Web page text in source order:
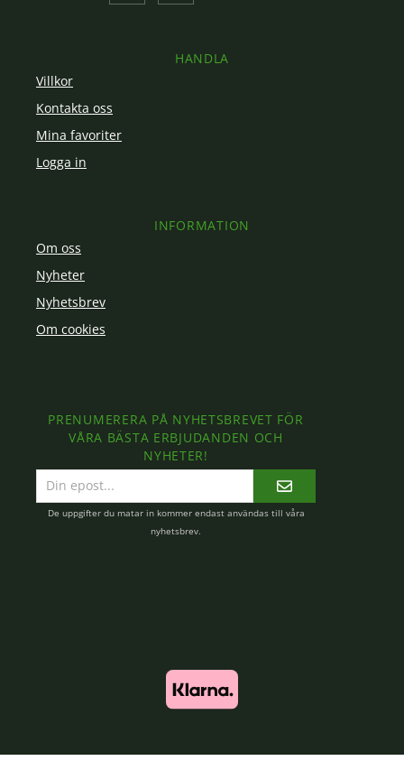
HANDLA
Villkor
Kontakta oss
Mina favoriter
Logga in
INFORMATION
Om oss
Nyheter
Nyhetsbrev
Om cookies
PRENUMERERA PÅ NYHETSBREVET FÖR
VÅRA BÄSTA ERBJUDANDEN OCH
NYHETER!
postadress
De uppgifter du matar in kommer endast användas till våra
nyhetsbrev.